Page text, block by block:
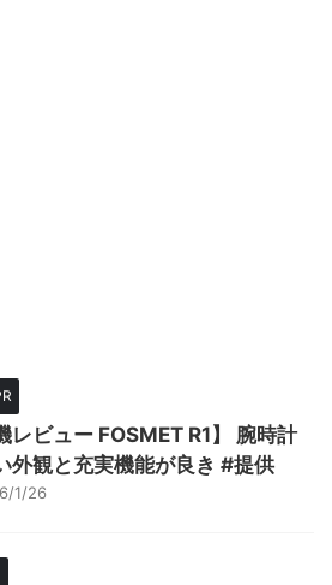
レビュー FOSMET R1】 腕時計
外観と充実機能が良き #提供
1/26